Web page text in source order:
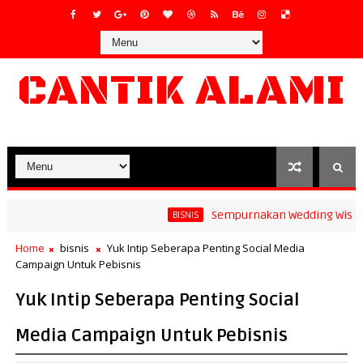
CANTIK ALAMI
BISNIS Sempurnakan Wedding Wishes
Home bisnis
Yuk Intip Seberapa Penting Social Media
Campaign Untuk Pebisnis
Yuk Intip Seberapa Penting Social
Media Campaign Untuk Pebisnis